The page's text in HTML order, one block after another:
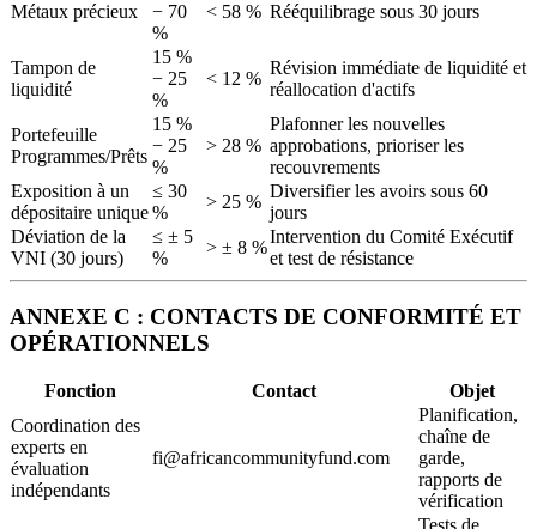
Métaux précieux
− 70
%
< 58 % Rééquilibrage sous 30 jours
Tampon de
liquidité
15 %
− 25
%
< 12 %
Révision immédiate de liquidité et
réallocation d'actifs
Portefeuille
Programmes/Prêts
15 %
− 25
%
> 28 %
Plafonner les nouvelles
approbations, prioriser les
recouvrements
Exposition à un
dépositaire unique
≤ 30
%
> 25 %
Diversifier les avoirs sous 60
jours
Déviation de la
VNI (30 jours)
≤ ± 5
%
> ± 8 %
Intervention du Comité Exécutif
et test de résistance
ANNEXE C : CONTACTS DE CONFORMITÉ ET
OPÉRATIONNELS
Fonction Contact
Objet
Coordination des
experts en
évaluation
indépendants
fi@africancommunityfund.com
Planification,
chaîne de
garde,
rapports de
vérification
Tests de